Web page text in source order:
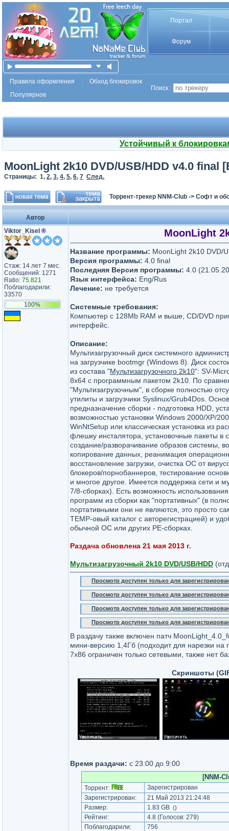
Портал
Форум
Правила оформления
Обход блокировок
Популярное
Поиск :
Устойчивый к
MoonLight 2k10 DVD/USB/HDD v4.0 final
Страницы: 1, 2, 3, 4, 5, 6, 7 След.
Торрент-трекер NNM-Club -> Софт и
Автор
Viktor_Kisel ®
Стаж: 14 лет 7 мес.
Сообщений: 1271
Ratio: 75.821
Поблагодарили:
33570
100%
MoonLight
Название программы: MoonLight 2k10 DVD/
Версия программы: 4.0 final
Последняя Версия программы: 4.0
Язык интерфейса: Eng/Rus
Лечение: не требуется
Системные требования:
Кoмпьютер с 128Mb RAM и выше, CD/DVD
интерфейс.
Описание:
Мультизагрузочный диск системного
на загрузчике bootmgr (Windows 8). Диск
из состава "Мультизагрузочного 2k10": SV-
8x64 с программным пакетом 2k10. По
"Мультизагрузочным", в сборке полностью
утилиты и загрузчики Syslinux/Grub4Dos.
предназначение сборки - подготовка HDD,
вoзможностью установки Windows 2000/XP/
WinNtSetup или классическая установка из
флешку инсталятора, установочные пакеты в
создание/разворачивание образов системы,
копирование данных, реанимация
восстановление загрузки, очистка ОС от
блокеров/порнобаннеров, тестирование
и многое другое. Имеется поддержка сети и
7/8-сборках). Есть вoзможность
программ из сборки как "портативных" (в
портативными они не являются, это просто
ТЕМР-овый каталог с авторегистрацией) и
обычной ОС или других РЕ-сборках.
Раздача обновлена 21 мая 2013 г.
Мультизагрузочный 2k10 DVD/USB/HDD
Просмотр доступен только для
Просмотр доступен только для
Просмотр доступен только для
Просмотр доступен только для
В раздачу также включен патч
мини-версию 1,4Гб (подходит для нарезки на
7х86 ограничен только сетевыми, также нет
Скриншоты
Время раздачи: с 23:00 до 9:00
[NNM-
Торрент:
Зарегистрирован
Зарегистрирован:
21 Май 2013 21:24:48
Размер:
1.83 GB ()
Рейтинг: 4.8 (Голосов: 279)
Поблагодарили:
756